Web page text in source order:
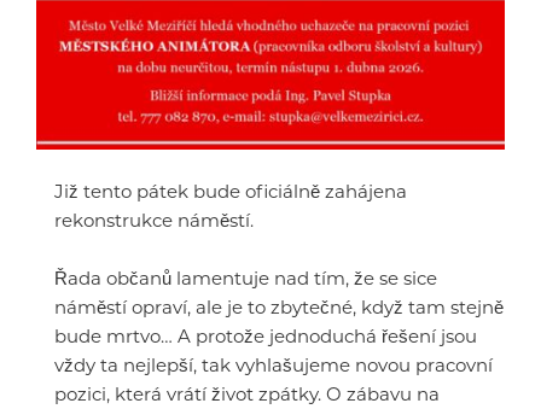
Již tento pátek bude oficiálně zahájena
rekonstrukce náměstí.
Řada občanů lamentuje nad tím, že se sice
náměstí opraví, ale je to zbytečné, když tam stejně
bude mrtvo… A protože jednoduchá řešení jsou
vždy ta nejlepší, tak vyhlašujeme novou pracovní
pozici, která vrátí život zpátky. O zábavu na